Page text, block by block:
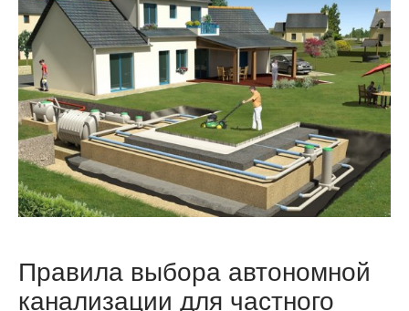
Правила выбора автономной
канализации для частного